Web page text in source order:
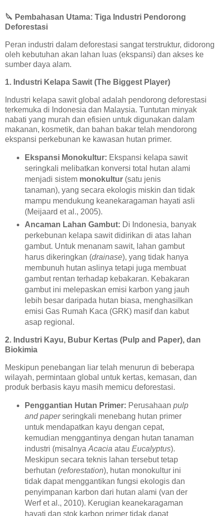
🔪 Pembahasan Utama: Tiga Industri Pendorong
Deforestasi
Peran industri dalam deforestasi sangat terstruktur, didorong
oleh kebutuhan akan lahan luas (ekspansi) dan akses ke
sumber daya alam.
1. Industri Kelapa Sawit (The Biggest Player)
Industri kelapa sawit global adalah pendorong deforestasi
terkemuka di Indonesia dan Malaysia. Tuntutan minyak
nabati yang murah dan efisien untuk digunakan dalam
makanan, kosmetik, dan bahan bakar telah mendorong
ekspansi perkebunan ke kawasan hutan primer.
Ekspansi Monokultur: Ekspansi kelapa sawit
seringkali melibatkan konversi total hutan alami
menjadi sistem monokultur(satu jenis
tanaman), yang secara ekologis miskin dan tidak
mampu mendukung keanekaragaman hayati asli
(Meijaard et al., 2005).
Ancaman Lahan Gambut: Di Indonesia, banyak
perkebunan kelapa sawit didirikan di atas lahan
gambut. Untuk menanam sawit, lahan gambut
harus dikeringkan (drainase), yang tidak hanya
membunuh hutan aslinya tetapi juga membuat
gambut rentan terhadap kebakaran. Kebakaran
gambut ini melepaskan emisi karbon yang jauh
lebih besar daripada hutan biasa, menghasilkan
emisi Gas Rumah Kaca (GRK) masif dan kabut
asap regional.
2. Industri Kayu, Bubur Kertas (Pulp and Paper), dan
Biokimia
Meskipun penebangan liar telah menurun di beberapa
wilayah, permintaan global untuk kertas, kemasan, dan
produk berbasis kayu masih memicu deforestasi.
Penggantian Hutan Primer: Perusahaan pulp
and paperseringkali menebang hutan primer
untuk mendapatkan kayu dengan cepat,
kemudian menggantinya dengan hutan tanaman
industri (misalnya Acacia atau Eucalyptus).
Meskipun secara teknis lahan tersebut tetap
berhutan (reforestation), hutan monokultur ini
tidak dapat menggantikan fungsi ekologis dan
penyimpanan karbon dari hutan alami (van der
Werf et al., 2010). Kerugian keanekaragaman
hayati dan stok karbon primer tidak dapat